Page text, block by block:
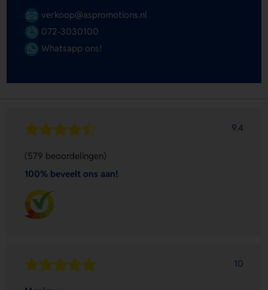
verkoop@aspromotions.nl
072-3030100
Whatsapp ons!
9.4
(579 beoordelingen)
100% beveelt ons aan!
10